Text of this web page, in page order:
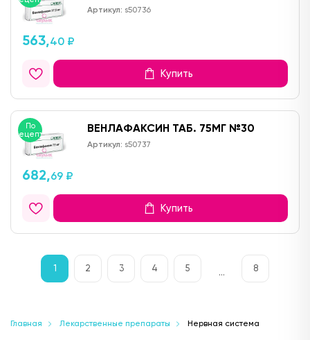
Артикул: s50736
563,40 ₽
Купить
По
рецепту
ВЕНЛАФАКСИН ТАБ. 75МГ №30
Артикул: s50737
682,69 ₽
Купить
1 2 3 4 5 ... 8
Главная Лекарственные препараты Нервная система